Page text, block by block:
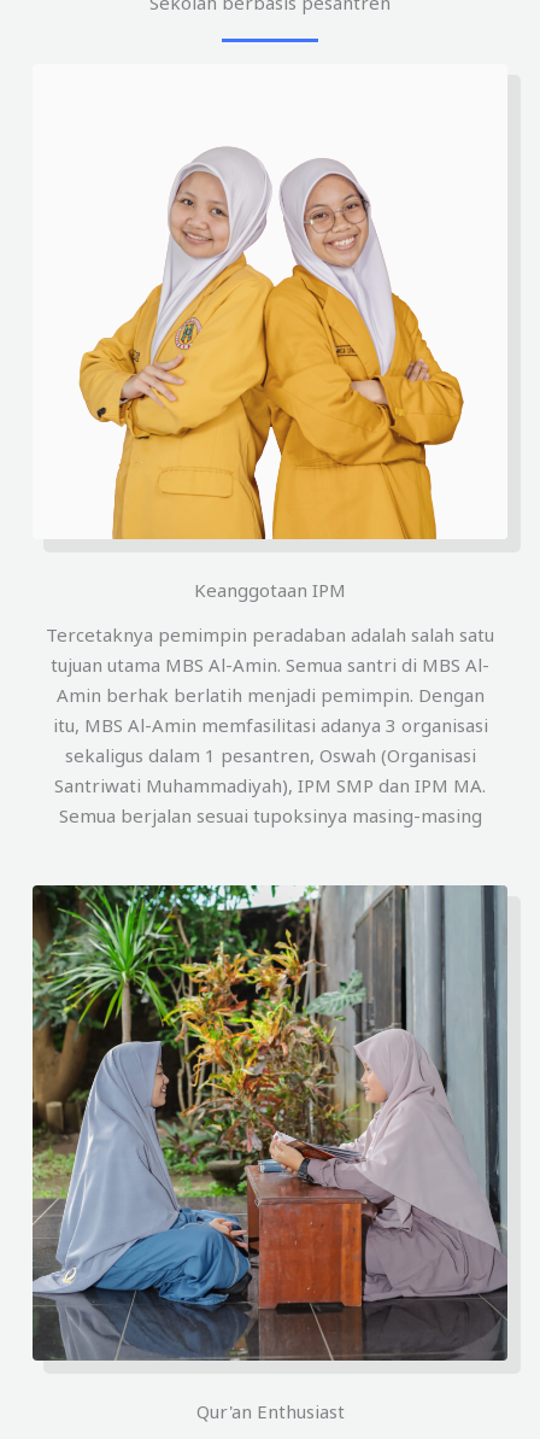
Keanggotaan IPM
Tercetaknya pemimpin peradaban adalah salah satu
tujuan utama MBS Al-Amin. Semua santri di MBS Al-
Amin berhak berlatih menjadi pemimpin. Dengan
itu, MBS Al-Amin memfasilitasi adanya 3 organisasi
sekaligus dalam 1 pesantren, Oswah (Organisasi
Santriwati Muhammadiyah), IPM SMP dan IPM MA.
Semua berjalan sesuai tupoksinya masing-masing
Qur'an Enthusiast